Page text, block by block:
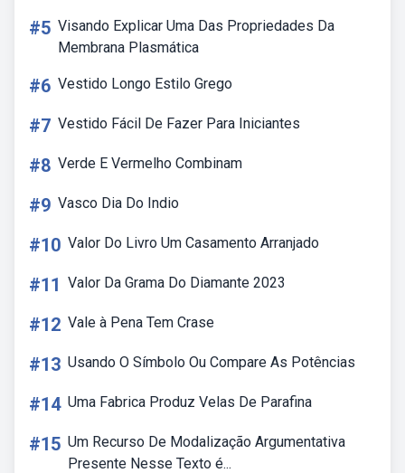
#5 Visando Explicar Uma Das Propriedades Da
Membrana Plasmática
#6 Vestido Longo Estilo Grego
#7 Vestido Fácil De Fazer Para Iniciantes
#8 Verde E Vermelho Combinam
#9 Vasco Dia Do Indio
#10 Valor Do Livro Um Casamento Arranjado
#11 Valor Da Grama Do Diamante 2023
#12 Vale à Pena Tem Crase
#13 Usando O Símbolo Ou Compare As Potências
#14 Uma Fabrica Produz Velas De Parafina
#15 Um Recurso De Modalização Argumentativa
Presente Nesse Texto é...